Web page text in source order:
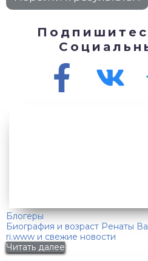
Блогеры
Биография и возраст Ренаты
ri.www и свежие новости
Читать далее